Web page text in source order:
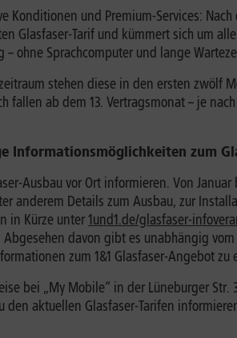
und Premium-Services:
Glasfaser-Tarif und kümmert sich um
ohne Sprachcomputer und lange
stehen diese in den ersten zwölf
fallen ab dem 13. Vertragsmonat – je
zum
Ausbau vor Ort informieren. Von
Details zum Ausbau, zur
in Kürze unter1und1.de/glasfaser-
davon gibt es unabhängig
zum 1&1 Glasfaser-Angebot zu
bei „My Mobile“ in der Lüneburger Str.
den aktuellen Glasfaser-Tarifen